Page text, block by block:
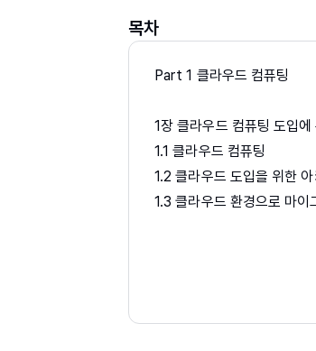
목차
Part 1 클라우드 컴퓨팅
1장 클라우드 컴퓨팅 도입에
1.1 클라우드 컴퓨팅
1.2 클라우드 도입을 위한
1.3 클라우드 환경으로 마이
2.2 ucloud 오브젝트 스토
2.3 응용 서비스